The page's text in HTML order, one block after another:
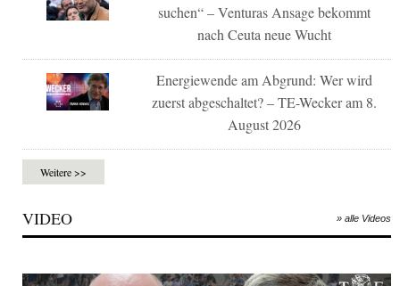
suchen“ – Venturas Ansage bekommt
nach Ceuta neue Wucht
Energiewende am Abgrund: Wer wird
zuerst abgeschaltet? – TE-Wecker am 8.
August 2026
Weitere >>
VIDEO » alle Videos